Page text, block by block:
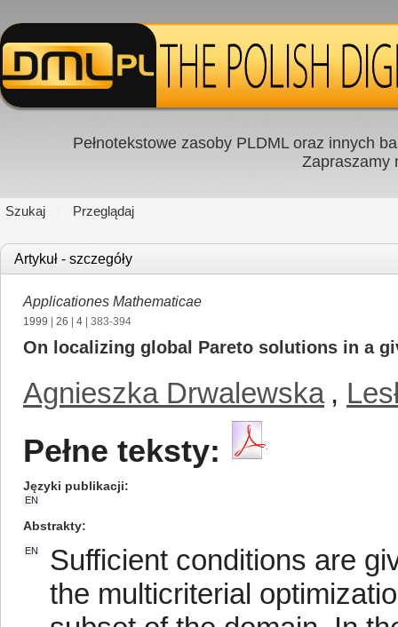
Pełnotekstowe zasoby PLDML oraz innych
Zapraszamy
Szukaj Przeglądaj
Artykuł - szczegóły
Applicationes Mathematicae
1999 26 4 | 383-394
On localizing global Pareto solutions in a
Agnieszka Drwalewska ,
Pełne teksty:
Języki publikacji
EN
Abstrakty
EN
Sufficient conditions are
the multicriterial